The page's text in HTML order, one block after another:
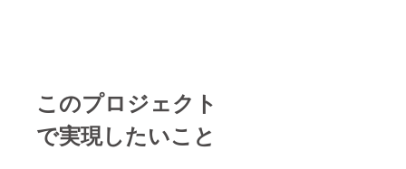
このプロジェクト
で実現したいこと